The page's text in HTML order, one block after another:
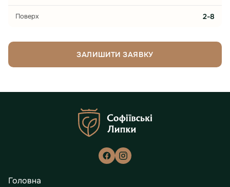
Поверх 2-8
ЗАЛИШИТИ ЗАЯВКУ
Головна